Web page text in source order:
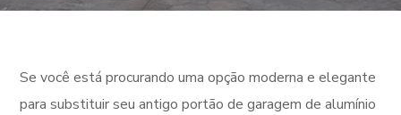
Se você está procurando uma opção moderna e elegante
para substituir seu antigo portão de garagem de alumínio